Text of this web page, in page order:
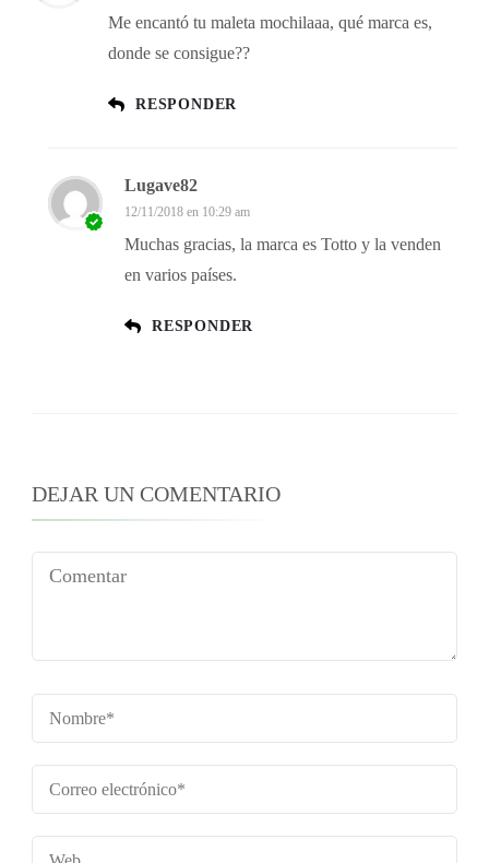
Me encantó tu maleta mochilaaa, qué marca es,
donde se consigue??
RESPONDER
Lugave82
12/11/2018 en 10:29 am
Muchas gracias, la marca es Totto y la venden
en varios países.
RESPONDER
DEJAR UN COMENTARIO